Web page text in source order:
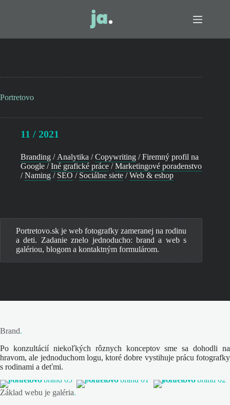
Portretovo
11 / 2021
Branding / Analytika /Copywriting /Firemný profil na
Google /Iné grafické práce /Marketingové poradenstvo
/Naming / SEO / Sociálne siete /Web & eshop
Portretovo.sk je web fotografky zameranej na rodinu
a deti. Zadanie znelo jednoducho: brand a web s
galériou, blogom a kontaktným formulárom.
Brand.
Po konzultácií niekoľkých rôznych konceptov sme sa dohodli na
hravom, ale jednoduchom logu, ktoré dobre vystihuje prácu fotografky
s rodinami a deťmi.
Základ webu je galéria.